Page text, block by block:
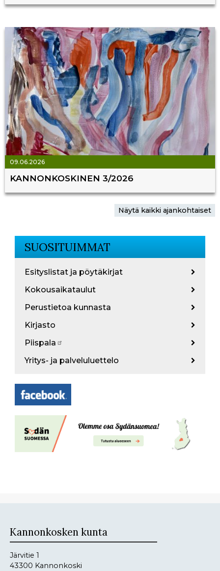
09.06.2026
KANNONKOSKINEN 3/2026
Näytä kaikki ajankohtaiset
SUOSITUIMMAT
Esityslistat ja pöytäkirjat
Kokousaikataulut
Perustietoa kunnasta
Kirjasto
Piispala
Yritys- ja palveluluettelo
Kannonkosken kunta
Järvitie 1
43300 Kannonkoski